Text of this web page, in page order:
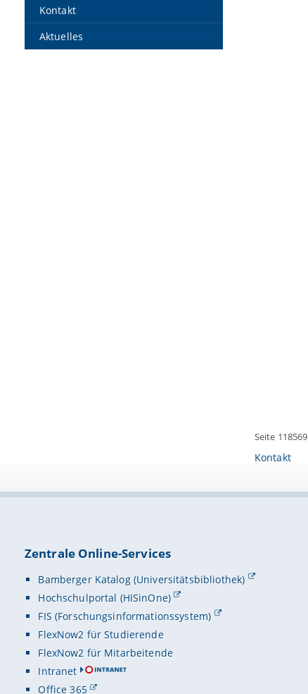
Kontakt
Aktuelles
Seite 118569
Kontakt
Zentrale Online-Services
Bamberger Katalog (Universitätsbibliothek)
Hochschulportal (HISinOne)
FIS (Forschungsinformationssystem)
FlexNow2 für Studierende
FlexNow2 für Mitarbeitende
Intranet
Office 365